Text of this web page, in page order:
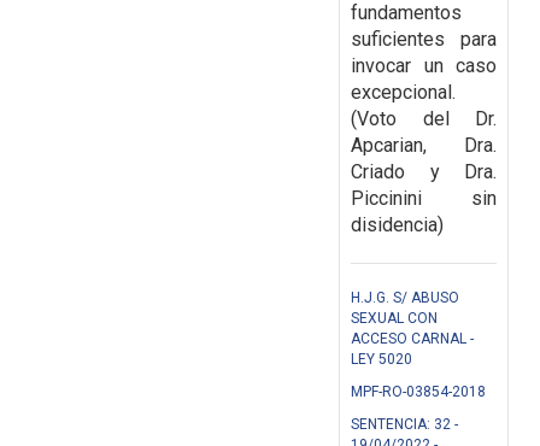
fundamentos
suficientes para
invocar un caso
excepcional.
(Voto del Dr.
Apcarian, Dra.
Criado y Dra.
Piccinini sin
disidencia)
H.J.G. S/ ABUSO
SEXUAL CON
ACCESO CARNAL -
LEY 5020
MPF-RO-03854-2018
SENTENCIA: 32 -